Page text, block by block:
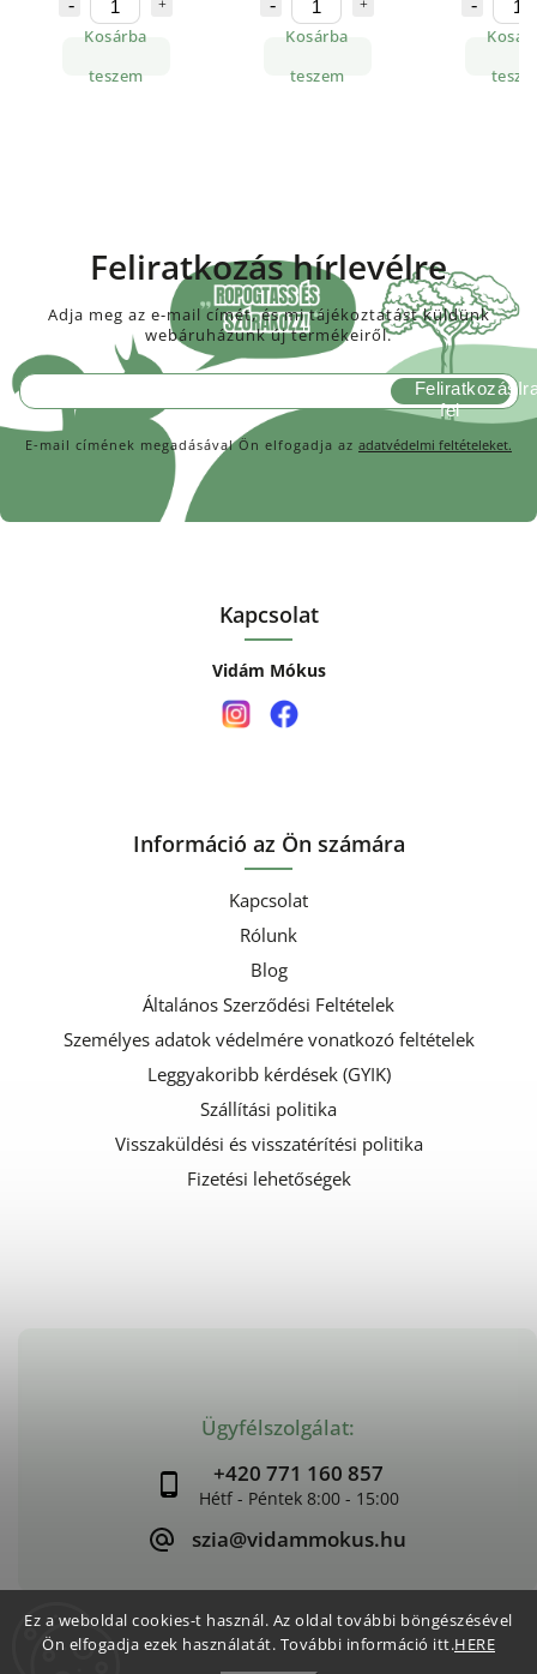
Ez a weboldal cookies-t használ. Az oldal további böngészésével
Ön elfogadja ezek használatát. További információ itt.HERE
Kosárba
teszem
Kosárba
teszem
Ügyfélszolgálat:
+420 771 160 857
szia@vidammokus.hu
Kapcsolat
Vidám Mókus
Információ az Ön számára
Kapcsolat
Rólunk
Blog
Általános Szerződési Feltételek
Személyes adatok védelmére vonatkozó feltételek
Leggyakoribb kérdések (GYIK)
Szállítási politika
Visszaküldési és visszatérítési politika
Fizetési lehetőségek
Feliratkozás hírlevélre
Adja meg az e-mail címét, és mi tájékoztatást küldünk
webáruházunk új termékeiről.
E-mail címének megadásával Ön elfogadja az adatvédelmi feltételeket.
Feliratkozás